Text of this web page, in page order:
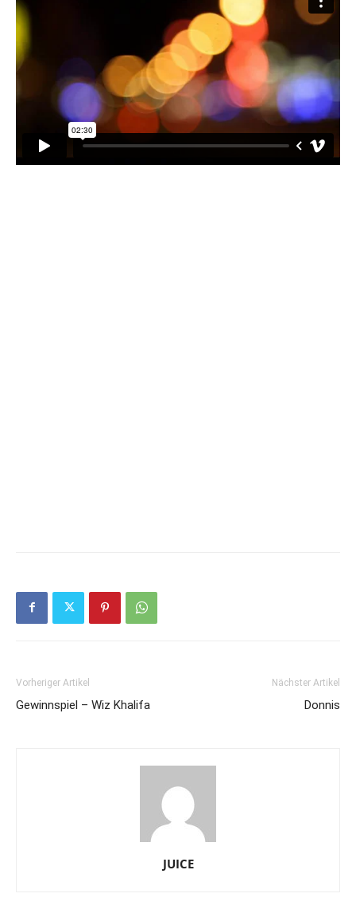
Vorheriger Artikel
Gewinnspiel – Wiz Khalifa
Nächster Artikel
Donnis
JUICE